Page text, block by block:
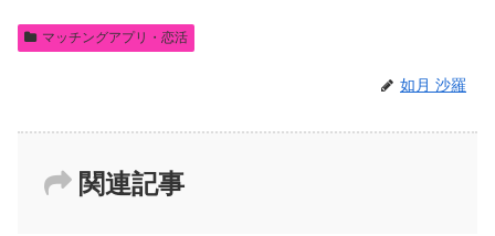
マッチングアプリ・恋活
如月 沙羅
関連記事